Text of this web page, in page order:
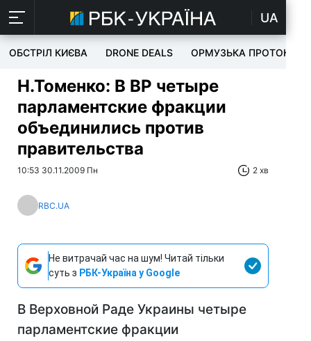
UA
ОБСТРІЛ КИЄВА DRONE DEALS ОРМУЗЬКА ПРОТОКА
Н.Томенко: В ВР четыре
парламентские фракции
объединились против
правительства
10:53 30.11.2009 Пн 2 хв
RBC.UA
Не витрачай час на шум! Читай тільки
суть з РБК-Україна у Google
В Верховной Раде Украины четыре
парламентские фракции